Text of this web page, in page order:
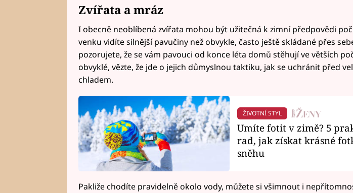
Zvířata a mráz
I obecně neoblíbená zvířata mohou být užitečná k zimní předpovědi
venku vidíte silnější pavučiny než obvykle, často ještě skládané přes
pozorujete, že se vám pavouci od konce léta domů stěhují ve větších
obvyklé, vězte, že jde o jejich důmyslnou taktiku, jak se uchránit před
chladem.
ŽIVOTNÍ STYL
Umíte fotit v zimě? 5
rad, jak získat krásné
sněhu
Pakliže chodíte pravidelně okolo vody, můžete si všimnout i